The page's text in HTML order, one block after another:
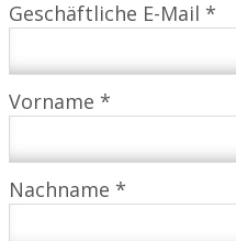
Geschäftliche E-Mail *
Vorname *
Nachname *